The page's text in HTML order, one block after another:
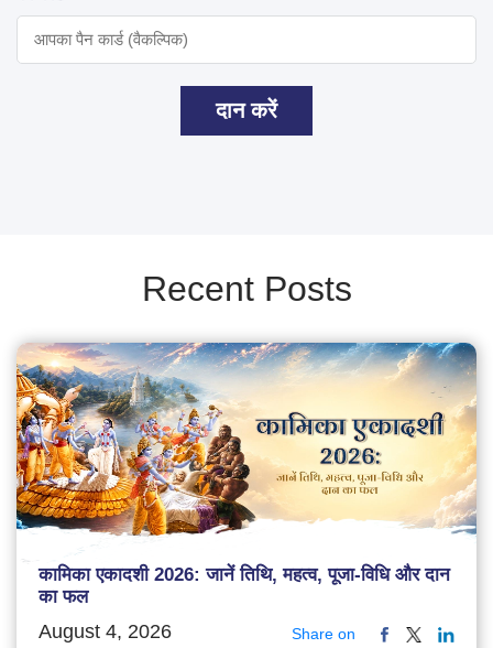
दान करें
Recent Posts
कामिका एकादशी 2026: जानें तिथि, महत्व, पूजा-विधि और दान
का फल
August 4, 2026 Share on